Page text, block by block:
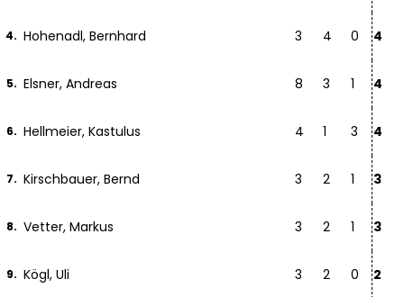
4. Hohenadl, Bernhard 3 4 0 4
5. Elsner, Andreas 8 3 1 4
6. Hellmeier, Kastulus 4 1 3 4
7. Kirschbauer, Bernd 3 2 1 3
8. Vetter, Markus 3 2 1 3
9. Kögl, Uli 3 2 0 2